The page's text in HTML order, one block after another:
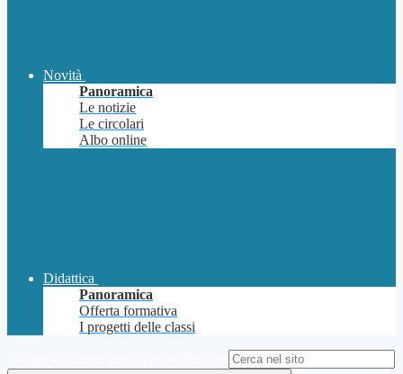
Novità
Panoramica
Le notizie
Le circolari
Albo online
Didattica
Panoramica
Offerta formativa
I progetti delle classi